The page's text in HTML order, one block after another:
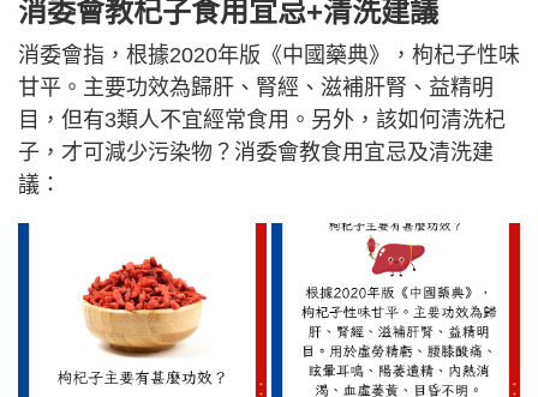
消委會教杞子食用宜忌+清洗建議
消委會指，根據2020年版《中國藥典》，枸杞子性味
甘平。主要功效為歸肝、腎經、滋補肝腎、益精明
目，但有3類人不宜經常食用。另外，該如何清洗杞
子，才可減少污染物？消委會教食用宜忌及清洗建
議：